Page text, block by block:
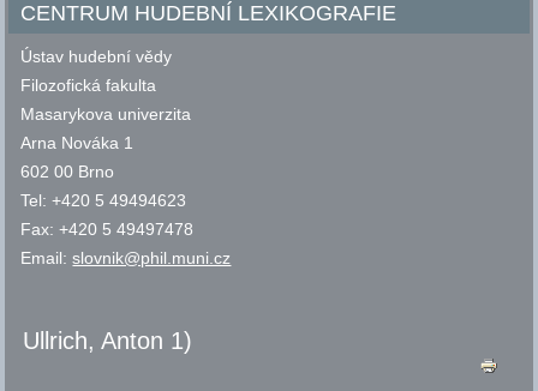
CENTRUM HUDEBNÍ LEXIKOGRAFIE
Ústav hudební vědy
Filozofická fakulta
Masarykova univerzita
Arna Nováka 1
602 00 Brno
Tel: +420 5 49494623
Fax: +420 5 49497478
Email:slovnik@phil.muni.cz
Ullrich, Anton 1)